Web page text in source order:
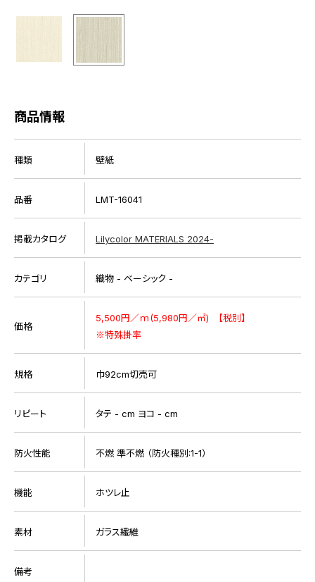
商品情報
種類 壁紙
品番 LMT-16041
掲載カタログ Lilycolor MATERIALS 2024-
カテゴリ 織物 - ベーシック -
価格
5,500円／ｍ(5,980円／㎡) 【税別】
※特殊掛率
規格 巾92cm切売可
リピート タテ - cm ヨコ - cm
防火性能 不燃 準不燃 （防火種別:1-1）
機能 ホツレ止
素材 ガラス繊維
備考